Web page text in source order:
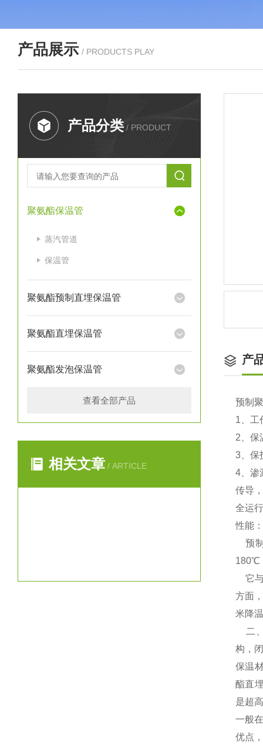
产品展示 / PRODUCTS PLAY
产品分类 / PRODUCT
聚氨酯保温管
蒸汽管道
保温管
聚氨酯预制直埋保温管
聚氨酯直埋保温管
聚氨酯发泡保温管
查看全部产品
相关文章 / ARTICLE
产
预制
1、工
2、保
3、保
4、渗
传导
全运
性能：
预制
180℃
它与
方面
米降
二、
构，
保温
酯直
是超
一般
优点